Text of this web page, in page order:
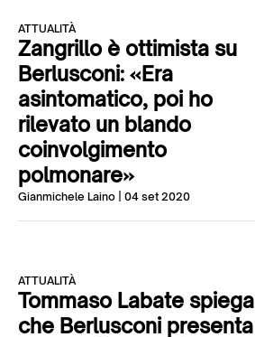
ATTUALITÀ
Zangrillo è ottimista su
Berlusconi: «Era
asintomatico, poi ho
rilevato un blando
coinvolgimento
polmonare»
Gianmichele Laino | 04 set 2020
ATTUALITÀ
Tommaso Labate spiega
che Berlusconi presenta